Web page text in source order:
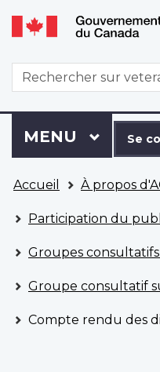
WxT
Search
form
connecter
à
Dossier
ACC
Se
Menu
MENU
êtes
ici
Accueil À propos
Participation du
Groupes
Groupe consultatif
Compte rendu des